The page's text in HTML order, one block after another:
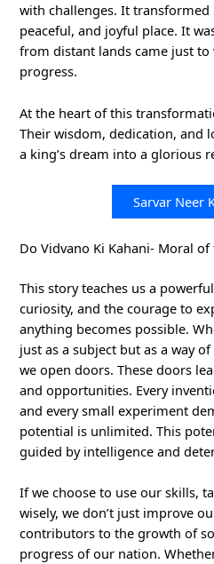
with challenges. It
peaceful, and joyful place. It
from distant lands came just
progress.
At the heart of this
Their wisdom, dedication, and
a king’s dream into a glorious
Sarvar Neer
Do Vidvano Ki Kahani- Moral of
This story teaches us a
curiosity, and the courage to
anything becomes possible.
just as a subject but as a way
we open doors. These doors
and opportunities. Every
and every small experiment
potential is unlimited. This
guided by intelligence and
If we choose to use our skills,
wisely, we don’t just improve
contributors to the growth of
progress of our nation.